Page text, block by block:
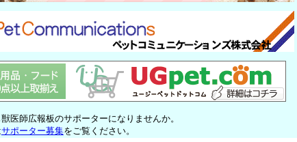
医師広報板のサポーターになりませんか。
サポーター募集をご覧ください。